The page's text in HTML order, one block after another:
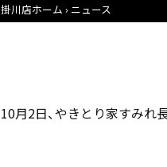
掛川店ホーム ニュース
10月2日、やきとり家すみれ